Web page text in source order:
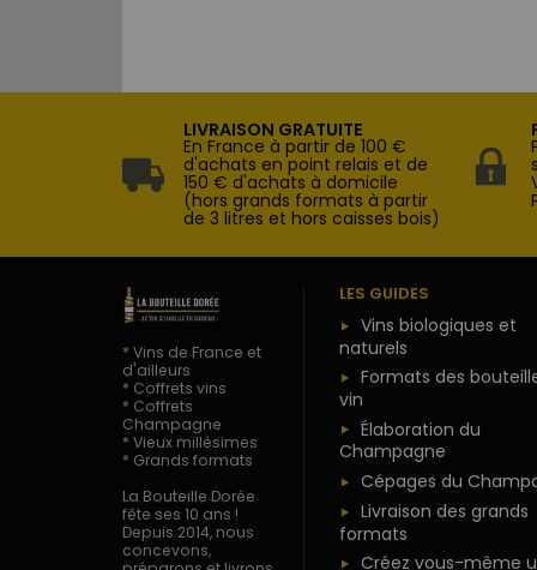
LIVRAISON GRATUITE
En France à partir de 100 €
d'achats en point relais et de
150 € d'achats à domicile
(hors grands formats à partir
de 3 litres et hors caisses bois)
* Vins de France et
d'ailleurs
* Coffrets vins
* Coffrets
Champagne
* Vieux millésimes
* Grands formats
La Bouteille Dorée
fête ses 10 ans !
Depuis 2014, nous
concevons,
LES GUIDES
Vins biologiques et
naturels
Formats des
vin
Élaboration du
Champagne
Cépages du
Livraison des grands
formats
Créez vous-même